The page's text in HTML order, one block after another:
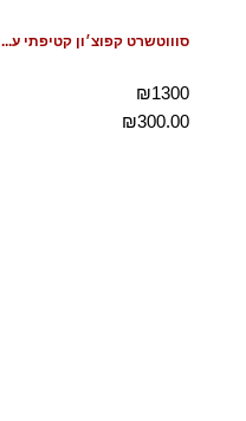
סוווטשרט קפוצ׳ון קטיפתי ע...
₪1300
₪300.00